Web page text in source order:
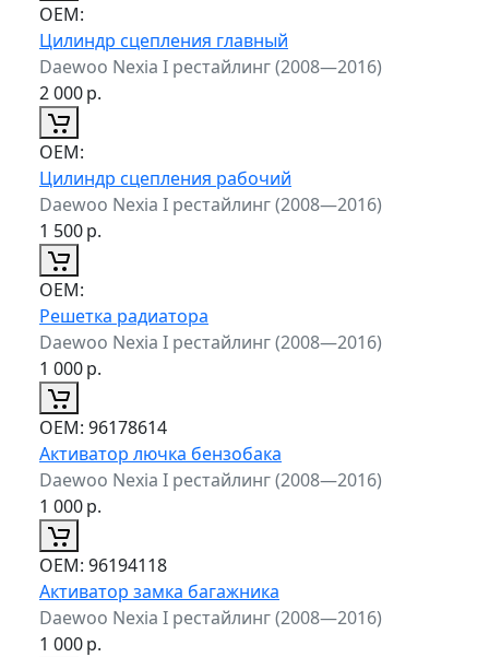
ОЕМ:
Цилиндр сцепления главный
Daewoo Nexia I рестайлинг (2008—2016)
2 000р.
ОЕМ:
Цилиндр сцепления рабочий
Daewoo Nexia I рестайлинг (2008—2016)
1 500р.
ОЕМ:
Решетка радиатора
Daewoo Nexia I рестайлинг (2008—2016)
1 000р.
ОЕМ: 96178614
Активатор лючка бензобака
Daewoo Nexia I рестайлинг (2008—2016)
1 000р.
ОЕМ: 96194118
Активатор замка багажника
Daewoo Nexia I рестайлинг (2008—2016)
1 000р.